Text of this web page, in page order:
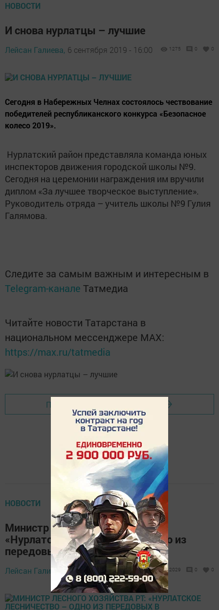
НОВОСТИ
И снова нурлатцы – лучшие
Лейсан Галиева, 6 сентября 2019 - 16:00 1275 0 0
Сегодня в Набережных Челнах состоялось чествование
победителей республиканского конкурса «Безопасное
колесо 2019».
Нурлатский район представляла команда юных
инспекторов движения городской школы №9.
Сегодня на церемонии награждения им вручили
диплом «За лучшее творческое выступление».
Руководитель отряда – учитель школы №9 Гулия
Галямова.
Следите за самым важным и интересным в
Telegram-канале Татмедиа
Читайте новости Татарстана в
национальном мессенджере MАХ:
https://max.ru/tatmedia
Перейти на страницу новости
НОВОСТИ
Министр лесного хозяйства РТ:
«Нурлатское лесничество – одно из
передовых в республике»
Лейсан Галиева, 6 сентября 2019 - 15:54 2029 0 0